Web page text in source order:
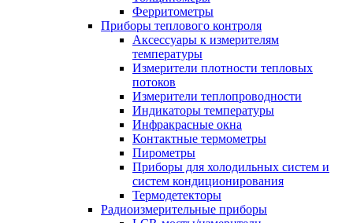
Ферритометры
Приборы теплового контроля
Аксессуары к измерителям
температуры
Измерители плотности тепловых
потоков
Измерители теплопроводности
Индикаторы температуры
Инфракрасные окна
Контактные термометры
Пирометры
Приборы для холодильных систем и
систем кондиционирования
Термодетекторы
Радиоизмерительные приборы